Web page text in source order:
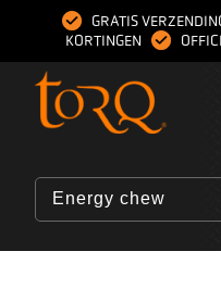
GRATIS
KORTINGEN